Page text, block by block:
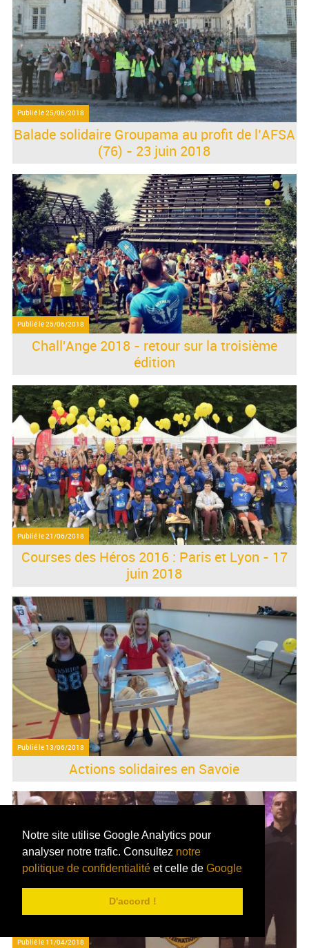
Notre site utilise Google Analytics pour
analyser notre trafic. Consultez notre
politique de confidentialité et celle de Google
D'accord !
Publié le25/06/2018
Balade solidaire Groupama au profit de l’AFSA
(76) - 23 juin 2018
Publié le25/06/2018
Chall'Ange 2018 - retour sur la troisième
édition
Publié le21/06/2018
Courses des Héros 2016 : Paris et Lyon - 17
juin 2018
Publié le 13/06/2018
Actions solidaires en Savoie
Publié le 11/04/2018